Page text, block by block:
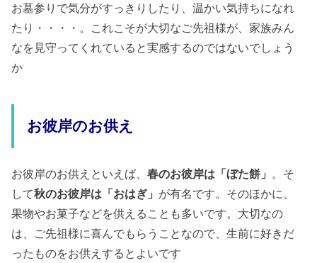
お墓参りで気分がすっきりしたり、温かい気持ちになれ
たり・・・・。これこそが大切なご先祖様が、家族みん
なを見守ってくれていると実感するのではないでしょう
か
お彼岸のお供え
お彼岸のお供えといえば、春のお彼岸は「ぼた餅」
。そ
して秋のお彼岸は「おはぎ」 が有名です。そのほかに、
果物やお菓子などを供えることも多いです。大切なの
は、ご先祖様に喜んでもらうことなので、生前に好きだ
ったものをお供えするとよいです